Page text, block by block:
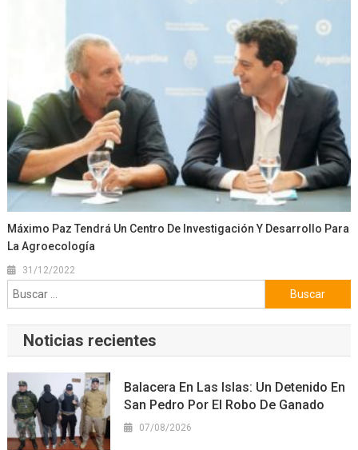
Máximo Paz Tendrá Un Centro De Investigación Y Desarrollo Para
La Agroecología
31/12/2022
Buscar:
Noticias recientes
Balacera En Las Islas: Un Detenido En
San Pedro Por El Robo De Ganado
07/08/2026